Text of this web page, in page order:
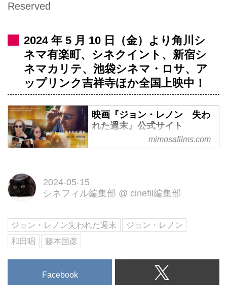
Reserved
2024 年 5 月 10 日（金）より角川シ
ネマ有楽町、シネクイント、新宿シ
ネマカリテ、池袋シネマ・ロサ、ア
ップリンク吉祥寺ほか全国上映中！
映画『ジョン・レノン 失わ
れた週末』公式サイト
映画『ジョン・レノン 失われた
ロサ、アップリンク吉祥寺ほか全
mimosafilms.com
2024-05-15
シネフィル編集部 @ cinefil編集部
ジョン・レノン失われた週末
ジョン・レノン
和田唱
藤本国彦
Facebook